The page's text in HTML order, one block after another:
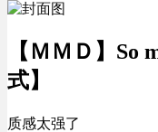
【ＭＭＤ】So
式】
质感太强了